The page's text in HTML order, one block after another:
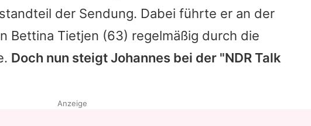
der Sendung. Dabei führte er an der
Bettina Tietjen (63) regelmäßig durch die
Doch nun steigtJohannes bei der "NDR Talk
Anzeige